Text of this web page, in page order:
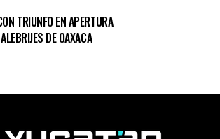
TRIUNFO EN APERTURA
DE OAXACA